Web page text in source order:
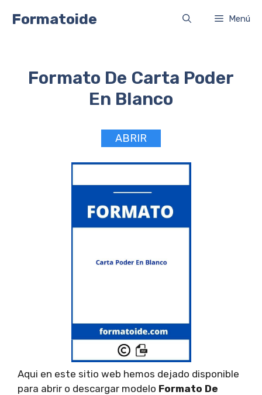
Formatoide Menú
Formato De Carta Poder
En Blanco
ABRIR
Aqui en este sitio web hemos dejado disponible
para abrir o descargar modelo Formato De